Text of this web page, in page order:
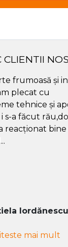
CLIENTII
frumoasă și
plecat cu
tehnice și
s-a făcut
reacționat bine
Iordănescu
mai mult